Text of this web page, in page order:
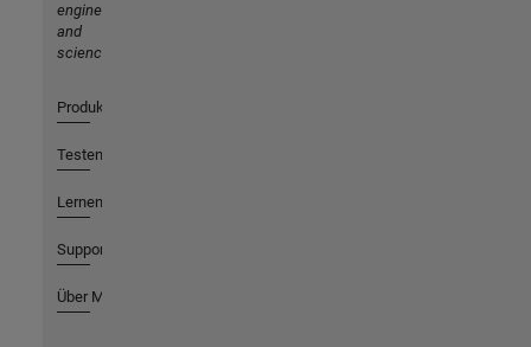
engineering
and
science
Produkte
Testen oder Kaufen
Lernen
Support
Über MathWorks